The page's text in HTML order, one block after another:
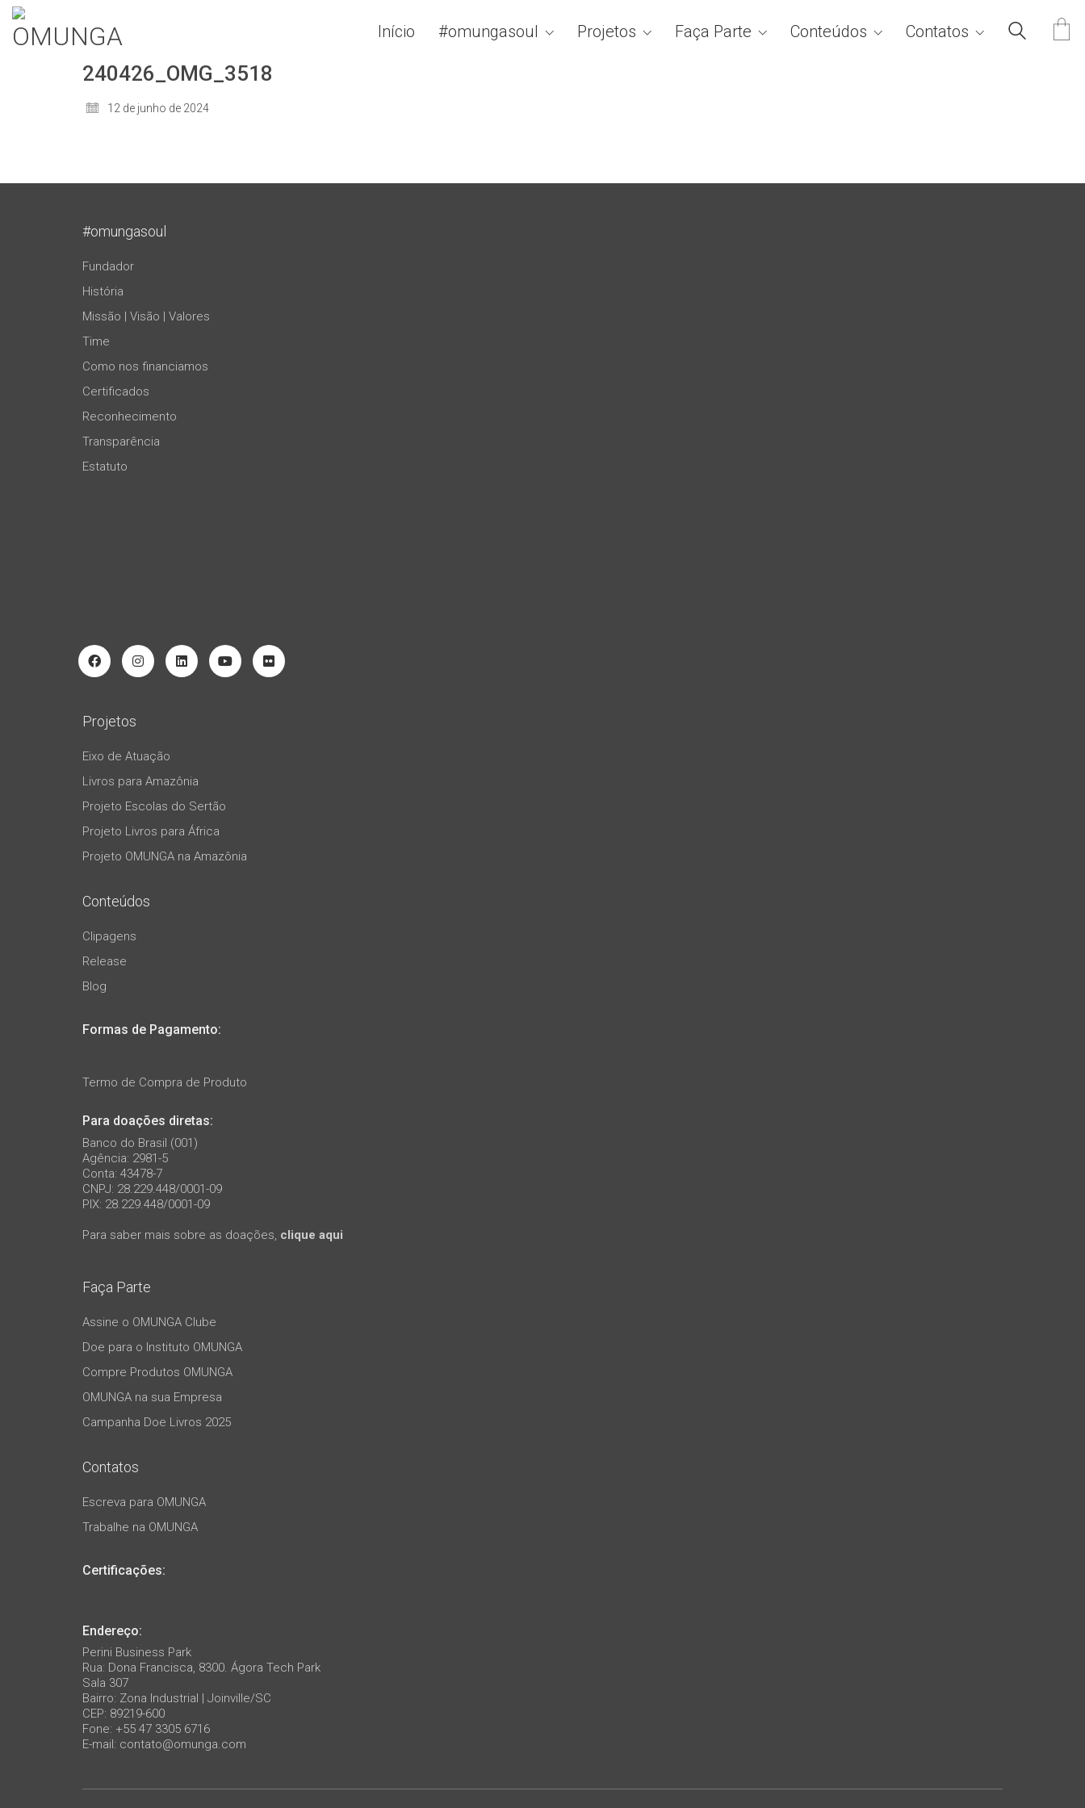
Início #omungasoul Projetos Faça Parte Conteúdos Contatos
240426_OMG_3518
12 de junho de 2024
#omungasoul
Fundador
História
Missão | Visão | Valores
Time
Como nos financiamos
Certificados
Reconhecimento
Transparência
Estatuto
Projetos
Eixo de Atuação
Livros para Amazônia
Projeto Escolas do Sertão
Projeto Livros para África
Projeto OMUNGA na Amazônia
Conteúdos
Clipagens
Release
Blog
Formas de Pagamento:
Termo de Compra de Produto
Para doações diretas:
Banco do Brasil (001)
Agência: 2981-5
Conta: 43478-7
CNPJ: 28.229.448/0001-09
PIX: 28.229.448/0001-09
Para saber mais sobre as doações, clique aqui
Faça Parte
Assine o OMUNGA Clube
Doe para o Instituto OMUNGA
Compre Produtos OMUNGA
OMUNGA na sua Empresa
Campanha Doe Livros 2025
Contatos
Escreva para OMUNGA
Trabalhe na OMUNGA
Certificações:
Endereço:
Perini Business Park
Rua: Dona Francisca, 8300. Ágora Tech Park
Sala 307
Bairro: Zona Industrial | Joinville/SC
CEP: 89219-600
Fone: +55 47 3305 6716
E-mail: contato@omunga.com